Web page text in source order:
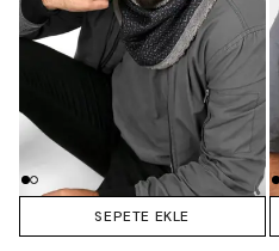
SEPETE EKLE